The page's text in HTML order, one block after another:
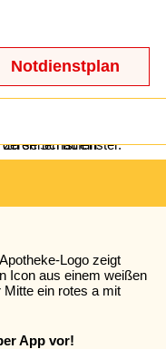
Notdienstplan
App vor!